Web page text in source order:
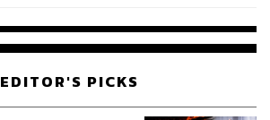
จ่ายหนี้-แอบระบุแบรนด์
EDITOR'S PICKS